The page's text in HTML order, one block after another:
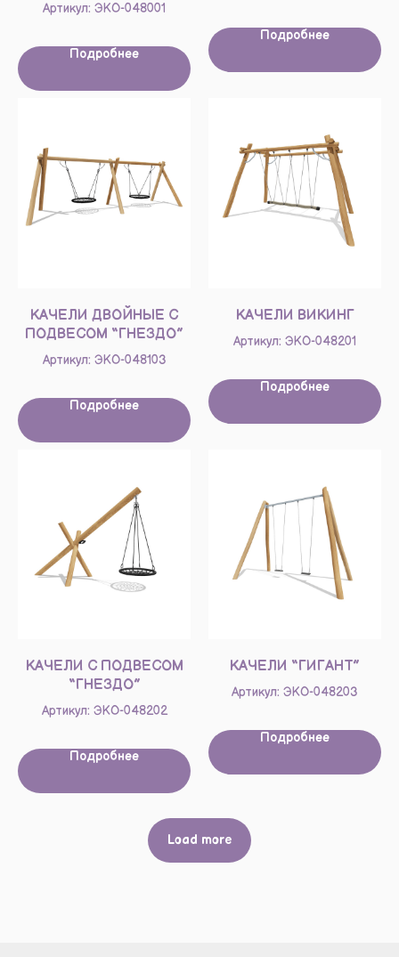
Артикул: ЭКО-048001
Подробнее
Подробнее
КАЧЕЛИ ДВОЙНЫЕ С
ПОДВЕСОМ “ГНЕЗДО”
Артикул: ЭКО-048103
Подробнее
КАЧЕЛИ ВИКИНГ
Артикул: ЭКО-048201
Подробнее
КАЧЕЛИ С ПОДВЕСОМ
“ГНЕЗДО”
Артикул: ЭКО-048202
Подробнее
КАЧЕЛИ “ГИГАНТ”
Артикул: ЭКО-048203
Подробнее
Load more